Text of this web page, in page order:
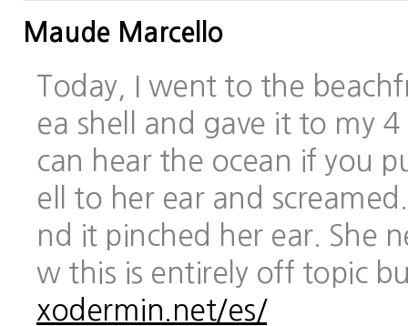
Maude Marcello
Today, I went to the
ea shell and gave it to my
can hear the ocean if you
ell to her ear and
nd it pinched her ear. She
w this is entirely off topic
xodermin.net/es/